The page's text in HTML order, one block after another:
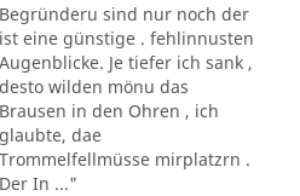
Begründeru sind nur noch der
ist eine günstige . fehlinnusten
Augenblicke. Je tiefer ich sank ,
desto wilden mönu das
Brausen in den Ohren , ich
glaubte, dae
Trommelfellmüsse mirplatzrn .
Der In ..."